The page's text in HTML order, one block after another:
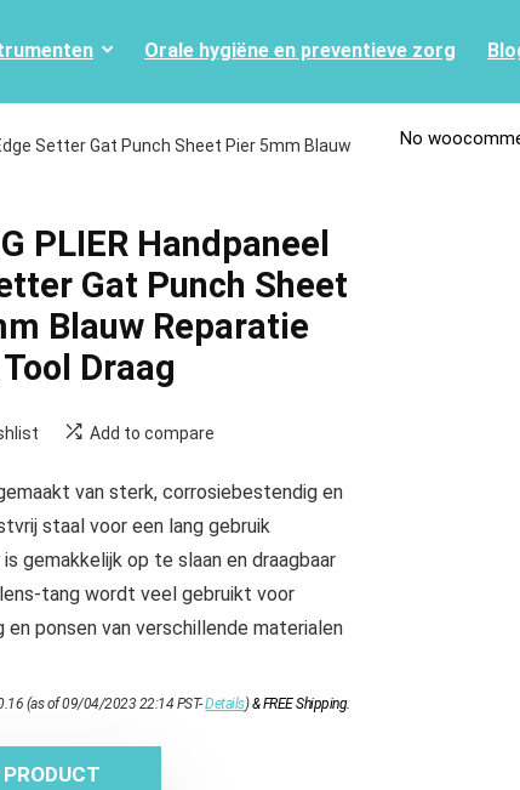
Orale hygiëne en preventieve zorg
Edge Setter Gat Punch Sheet Pier 5mm Blauw
PLIER Handpaneel
Gat Punch Sheet
Blauw Reparatie
Draag
Add to compare
van sterk, corrosiebestendig en
staal voor een lang gebruik
gemakkelijk op te slaan en draagbaar
tang wordt veel gebruikt voor
en ponsen van verschillende materialen
(as of 09/04/2023 22:14 PST-Details)&FREE Shipping.
No